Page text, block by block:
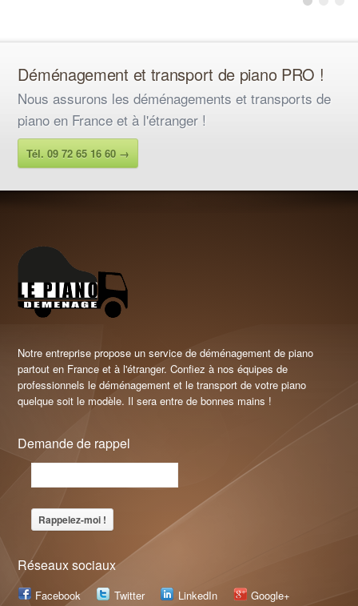
Déménagement et transport de piano PRO !
Nous assurons les déménagements et transports de
piano en France et à l'étranger !
Tél. 09 72 65 16 60 →
Notre entreprise propose un service de déménagement de piano
partout en France et à l'étranger. Confiez à nos équipes de
professionnels le déménagement et le transport de votre piano
quelque soit le modèle. Il sera entre de bonnes mains !
Demande de rappel
Réseaux sociaux
Facebook Twitter LinkedIn Google+